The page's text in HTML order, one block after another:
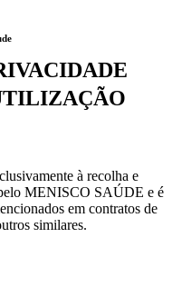
à recolha e
pelo MENISCO SAÚDE e é
em contratos de
similares.